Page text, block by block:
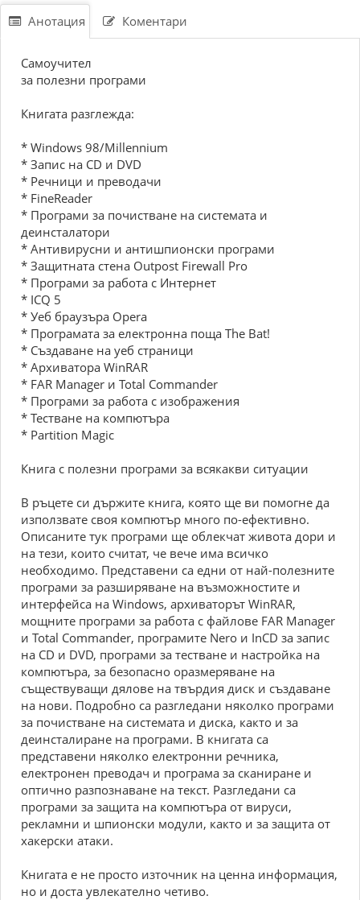
Анотация Коментари
Самоучител
за полезни програми
Книгата разглежда:
* Windows 98/Millennium
* Запис на CD и DVD
* Речници и преводачи
* FineReader
* Програми за почистване на системата и
деинсталатори
* Антивирусни и антишпионски програми
* Защитната стена Outpost Firewall Pro
* Програми за работа с Интернет
* ICQ 5
* Уеб браузъра Opera
* Програмата за електронна поща The Bat!
* Създаване на уеб страници
* Архиватора WinRAR
* FAR Manager и Total Commander
* Програми за работа с изображения
* Тестване на компютъра
* Partition Magic
Книга с полезни програми за всякакви ситуации
В ръцете си държите книга, която ще ви помогне да
използвате своя компютър много по-ефективно.
Описаните тук програми ще облекчат живота дори и
на тези, които считат, че вече има всичко
необходимо. Представени са едни от най-полезните
програми за разширяване на възможностите и
интерфейса на Windows, архиваторът WinRAR,
мощните програми за работа с файлове FAR Manager
и Total Commander, програмите Nero и InCD за запис
на CD и DVD, програми за тестване и настройка на
компютъра, за безопасно оразмеряване на
съществуващи дялове на твърдия диск и създаване
на нови. Подробно са разгледани няколко програми
за почистване на системата и диска, както и за
деинсталиране на програми. В книгата са
представени няколко електронни речника,
електронен преводач и програма за сканиране и
оптично разпознаване на текст. Разгледани са
програми за защита на компютъра от вируси,
рекламни и шпионски модули, както и за защита от
хакерски атаки.
Книгата е не просто източник на ценна информация,
но и доста увлекателно четиво.